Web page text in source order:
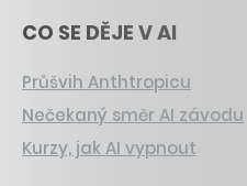
CO SE DĚJE V AI
Průšvih Anthtropicu
Nečekaný směr AI závodu
Kurzy, jak AI vypnout